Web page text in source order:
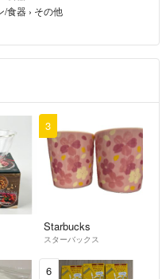
/食器 › その他
3
Starbucks
スターバックス
6